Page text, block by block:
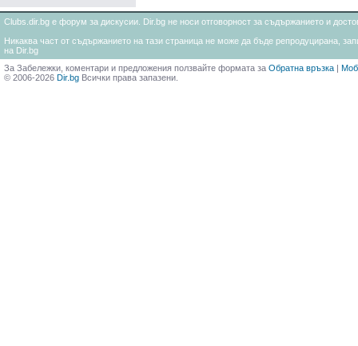
Clubs.dir.bg е форум за дискусии. Dir.bg не носи отговорност за съдържанието и
Никаква част от съдържанието на тази страница не може да бъде репродуцирана,
на Dir.bg
За Забележки, коментари и предложения ползвайте формата за Обратна връзка |
© 2006-2026 Dir.bg Всички права запазени.